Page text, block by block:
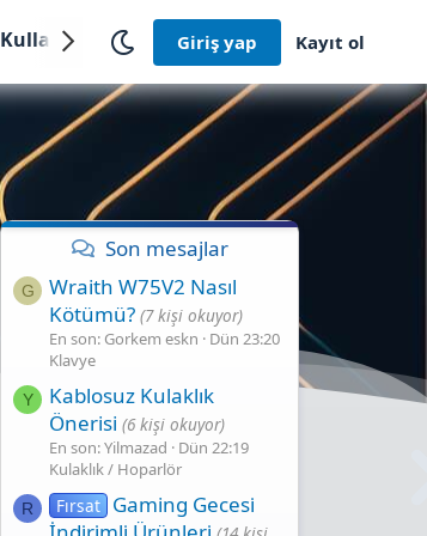
Kullanıcılar Giriş yap Kayıt ol
Son mesajlar
G
Wraith W75V2 Nasıl
Kötümü? (7 kişi okuyor)
En son: Gorkem eskn
Dün 23:20
Klavye
Y
Kablosuz Kulaklık
Önerisi (6 kişi okuyor)
En son: Yilmazad
Dün 22:19
Kulaklık / Hoparlör
R Fırsat Gaming Gecesi̇